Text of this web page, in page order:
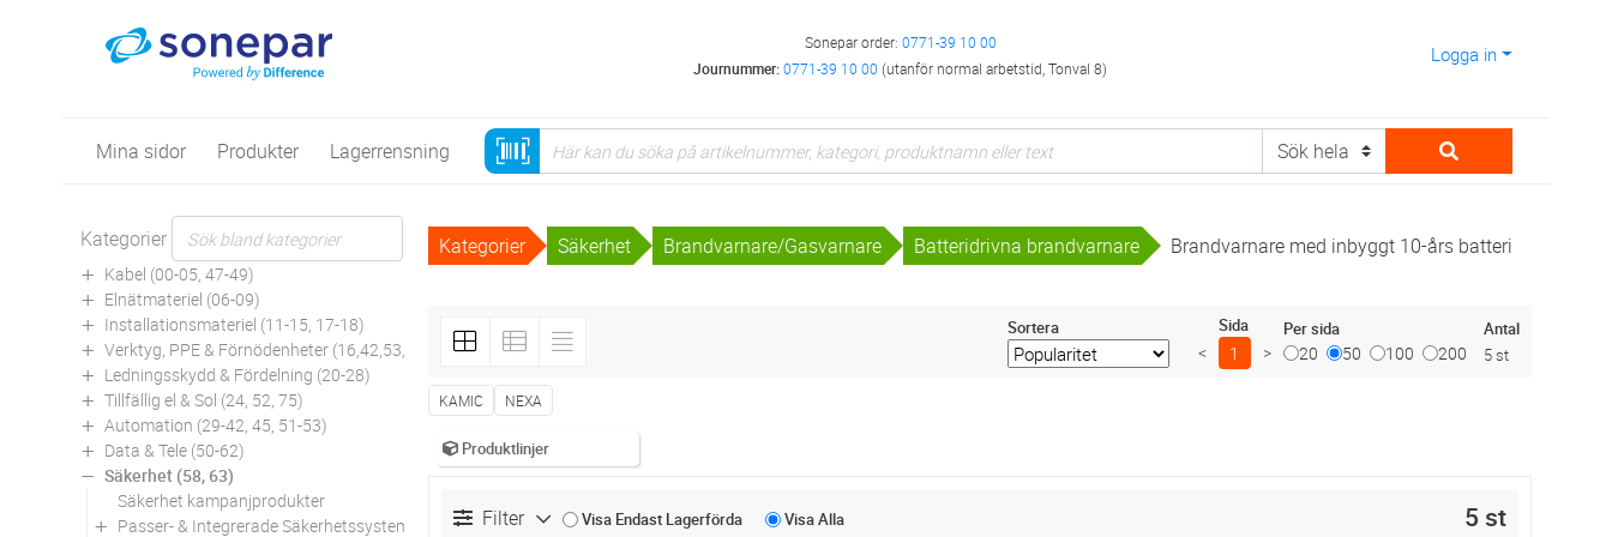
Sonepar order: 0771-39 10 00
Journummer:0771-39 10 00 (utanför normal arbetstid, Tonval 8)
Logga in
Mina sidor Produkter Lagerrensning
Kategorier
Kabel (00-05, 47-49)
Elnätmateriel (06-09)
Installationsmateriel (11-15, 17-18)
Verktyg, PPE & Förnödenheter (16,42,53,94)
Ledningsskydd & Fördelning (20-28)
Tillfällig el & Sol (24, 52, 75)
Automation (29-42, 45, 51-53)
Data & Tele (50-62)
Säkerhet (58, 63)
Säkerhet kampanjprodukter
Passer- & Integrerade Säkerhetssystem
Kategorier Säkerhet Brandvarnare/Gasvarnare Batteridrivna brandvarnare Brandvarnare med inbyggt 10-års batteri
Sortera Sida
< 1 >
Per sida
20 50 100 200
Antal
5 st
KAMIC NEXA
Produktlinjer
Filter Visa Endast Lagerförda VisaAlla 5 st